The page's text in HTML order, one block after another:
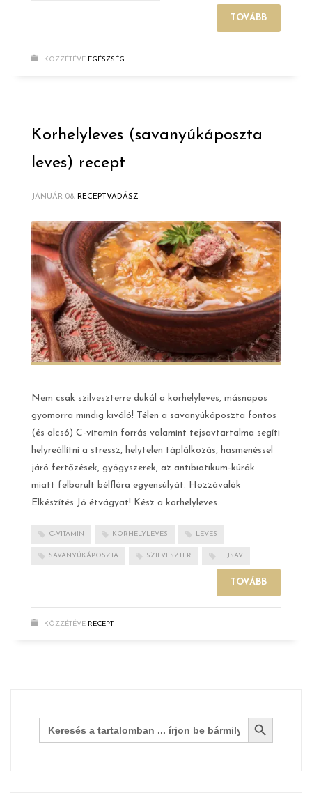
TOVÁBB
KÖZZÉTÉVE EGÉSZSÉG
Korhelyleves (savanyúkáposzta
leves) recept
JANUÁR 08, RECEPTVADÁSZ
Nem csak szilveszterre dukál a korhelyleves, másnapos
gyomorra mindig kiváló! Télen a savanyúkáposzta fontos
(és olcsó) C-vitamin forrás valamint tejsavtartalma segíti
helyreállítni a stressz, helytelen táplálkozás, hasmenéssel
járó fertőzések, gyógyszerek, az antibiotikum-kúrák
miatt felborult bélflóra egyensúlyát. Hozzávalók
Elkészítés Jó étvágyat! Kész a korhelyleves.
C-VITAMIN KORHELYLEVES LEVES
SAVANYÚKÁPOSZTA SZILVESZTER TEJSAV
TOVÁBB
KÖZZÉTÉVE RECEPT
Search
for:
Search Button